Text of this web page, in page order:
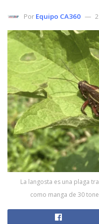
Por Equipo CA360
La langosta es una plaga
como manga de 30